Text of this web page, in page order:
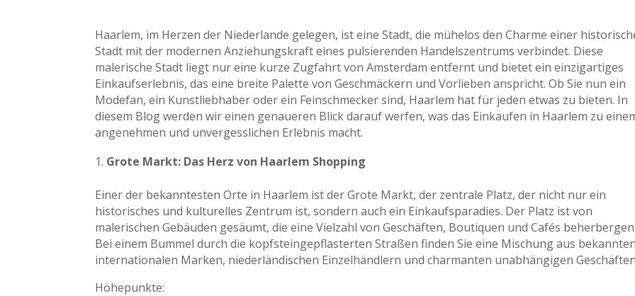
Haarlem, im Herzen der Niederlande gelegen, ist eine Stadt, die mühelos den Charme einer
Stadt mit der modernen Anziehungskraft eines pulsierenden Handelszentrums verbindet. Diese
malerische Stadt liegt nur eine kurze Zugfahrt von Amsterdam entfernt und bietet ein einzigartiges
Einkaufserlebnis, das eine breite Palette von Geschmäckern und Vorlieben anspricht. Ob Sie nun ein
Modefan, ein Kunstliebhaber oder ein Feinschmecker sind, Haarlem hat für jeden etwas zu bieten. In
diesem Blog werden wir einen genaueren Blick darauf werfen, was das Einkaufen in Haarlem zu
angenehmen und unvergesslichen Erlebnis macht.
Grote Markt: Das Herz von Haarlem Shopping
Einer der bekanntesten Orte in Haarlem ist der Grote Markt, der zentrale Platz, der nicht nur ein
historisches und kulturelles Zentrum ist, sondern auch ein Einkaufsparadies. Der Platz ist von
malerischen Gebäuden gesäumt, die eine Vielzahl von Geschäften, Boutiquen und Cafés beherbergen.
Bei einem Bummel durch die kopfsteingepflasterten Straßen finden Sie eine Mischung aus bekannten
internationalen Marken, niederländischen Einzelhändlern und charmanten unabhängigen
Höhepunkte: